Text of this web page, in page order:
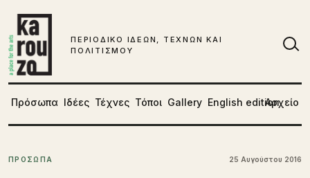
ΠΕΡΙΟΔΙΚΟ ΙΔΕΩΝ, ΤΕΧΝΩΝ ΚΑΙ
ΠΟΛΙΤΙΣΜΟΥ
Πρόσωπα Ιδέες Τέχνες Τόποι Gallery English editionΑρχείο
ΠΡΟΣΩΠΑ 25 Αυγούστου 2016